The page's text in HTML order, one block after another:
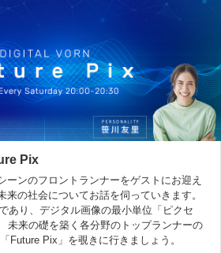
Pix
ーンのフロントランナーをゲストにお迎え
来の社会についてお話を伺っていきます。
あり、デジタル画像の最小単位「ピクセ
未来の礎を築く各分野のトップランナーの
Future Pix」を覗きに行きましょう。